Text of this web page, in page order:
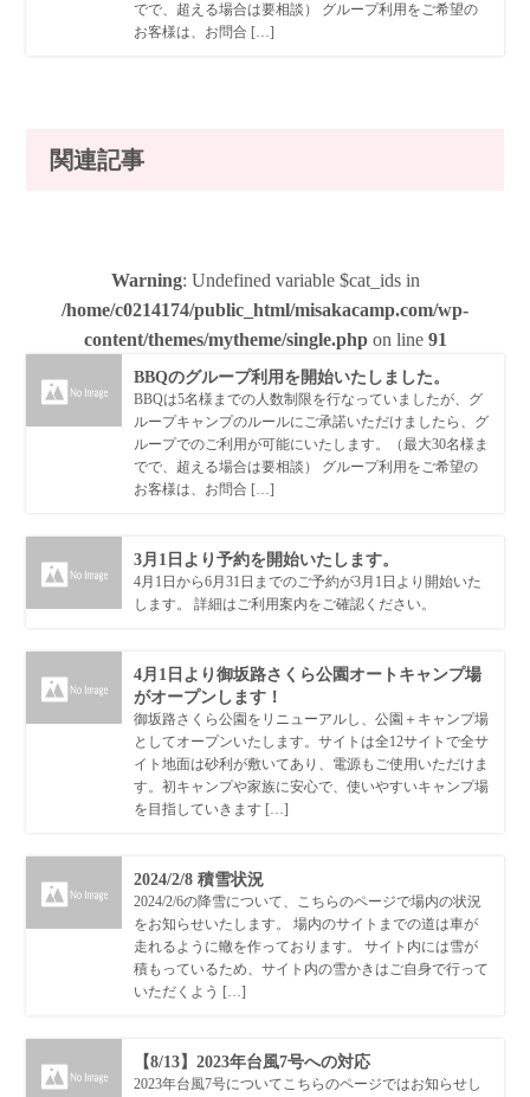
でで、超える場合は要相談） グループ利用をご希望の
お客様は、お問合 […]
関連記事
Warning: Undefined variable $cat_ids in
/home/c0214174/public_html/misakacamp.com/wp-
content/themes/mytheme/single.phpon line 91
BBQのグループ利用を開始いたしました。
BBQは5名様までの人数制限を行なっていましたが、グ
ループキャンプのルールにご承諾いただけましたら、グ
ループでのご利用が可能にいたします。（最大30名様ま
でで、超える場合は要相談） グループ利用をご希望の
お客様は、お問合 […]
3月1日より予約を開始いたします。
4月1日から6月31日までのご予約が3月1日より開始いた
します。 詳細はご利用案内をご確認ください。
4月1日より御坂路さくら公園オートキャンプ場
がオープンします！
御坂路さくら公園をリニューアルし、公園＋キャンプ場
としてオープンいたします。サイトは全12サイトで全サ
イト地面は砂利が敷いてあり、電源もご使用いただけま
す。初キャンプや家族に安心で、使いやすいキャンプ場
を目指していきます […]
2024/2/8 積雪状況
2024/2/6の降雪について、こちらのページで場内の状況
をお知らせいたします。 場内のサイトまでの道は車が
走れるように轍を作っております。 サイト内には雪が
積もっているため、サイト内の雪かきはご自身で行って
いただくよう […]
【8/13】2023年台風7号への対応
2023年台風7号についてこちらのページではお知らせし